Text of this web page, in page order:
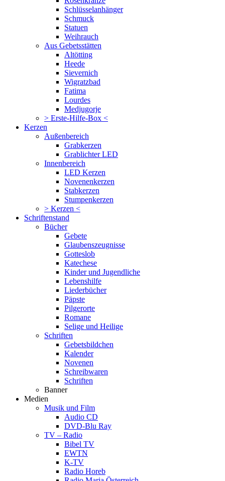
Schlüsselanhänger
Schmuck
Statuen
Weihrauch
Aus Gebetsstätten
Altötting
Heede
Sievernich
Wigratzbad
Fatima
Lourdes
Medjugorje
> Erste-Hilfe-Box <
Kerzen
Außenbereich
Grabkerzen
Grablichter LED
Innenbereich
LED Kerzen
Novenenkerzen
Stabkerzen
Stumpenkerzen
> Kerzen <
Schriftenstand
Bücher
Gebete
Glaubenszeugnisse
Gotteslob
Katechese
Kinder und Jugendliche
Lebenshilfe
Liederbücher
Päpste
Pilgerorte
Romane
Selige und Heilige
Schriften
Gebetsbildchen
Kalender
Novenen
Schreibwaren
Schriften
Banner
Medien
Musik und Film
Audio CD
DVD-Blu Ray
TV – Radio
Bibel TV
EWTN
K-TV
Radio Horeb